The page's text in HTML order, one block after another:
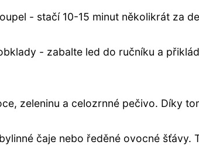
- stačí 10-15 minut několikrát za
- zabalte led do ručníku a
zeleninu a celozrnné pečivo. Díky
čaje nebo ředěné ovocné šťávy.